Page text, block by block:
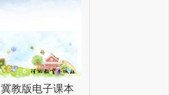
冀教版电子课本